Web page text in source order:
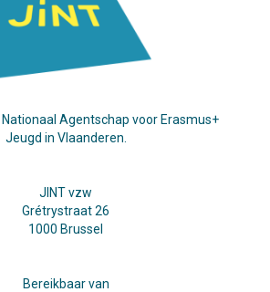
Agentschap voor Erasmus+
Jeugd in Vlaanderen.
JINT vzw
Grétrystraat 26
1000 Brussel
Bereikbaar van